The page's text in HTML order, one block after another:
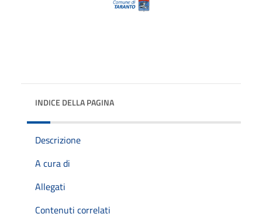
INDICE DELLA PAGINA
Descrizione
A cura di
Allegati
Contenuti correlati